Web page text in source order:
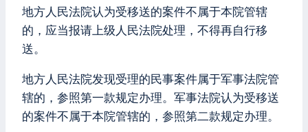
地方人民法院认为受移送的案件不属于本院管辖
的，应当报请上级人民法院处理，不得再自行移
送。
地方人民法院发现受理的民事案件属于军事法院管
辖的，参照第一款规定办理。军事法院认为受移送
的案件不属于本院管辖的，参照第二款规定办理。